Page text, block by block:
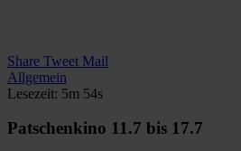
Share Tweet Mail
Allgemein
Lesezeit: 5m 54s
Patschenkino 11.7 bis 17.7